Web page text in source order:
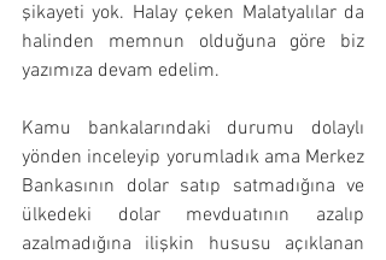
şikayeti yok. Halay çeken Malatyalılar da
halinden memnun olduğuna göre biz
yazımıza devam edelim.
Kamu bankalarındaki durumu dolaylı
yönden inceleyip yorumladık ama Merkez
Bankasının dolar satıp satmadığına ve
ülkedeki dolar mevduatının azalıp
azalmadığına ilişkin hususu açıklanan